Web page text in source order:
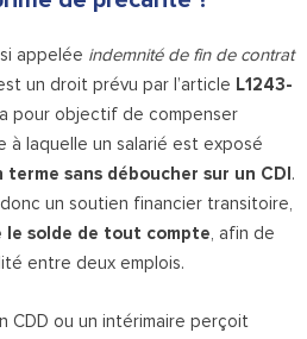
appelée indemnité de fin de contrat
un droit prévu par l’article L1243-
a pour objectif de compenser
à laquelle un salarié est exposé
terme sans déboucher sur un CDI .
un soutien financier transitoire,
le solde de tout compte, afin de
entre deux emplois.
CDD ou un intérimaire perçoit